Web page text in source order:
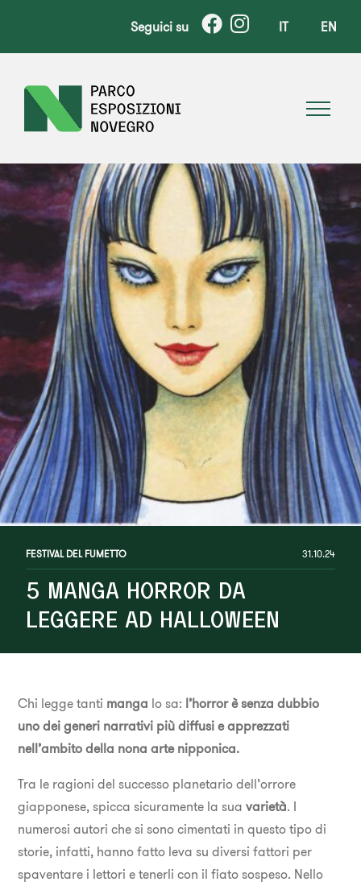
Seguici su IT EN
FESTIVAL DEL FUMETTO 31.10.24
5 MANGA HORROR DA
LEGGERE AD HALLOWEEN
Chi legge tanti manga lo sa: l’horror è senza dubbio
uno dei generi narrativi più diffusi e apprezzati
nell’ambito della nona arte nipponica.
Tra le ragioni del successo planetario dell’orrore
giapponese, spicca sicuramente la suavarietà. I
numerosi autori che si sono cimentati in questo tipo di
storie, infatti, hanno fatto leva su diversi fattori per
spaventare i lettori e tenerli con il fiato sospeso. Nello